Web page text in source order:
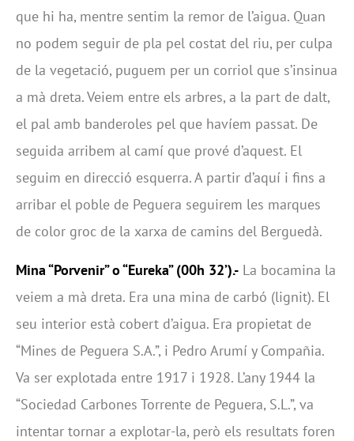
que hi ha, mentre sentim la remor de l’aigua. Quan
no podem seguir de pla pel costat del riu, per culpa
de la vegetació, puguem per un corriol que s’insinua
a mà dreta. Veiem entre els arbres, a la part de dalt,
el pal amb banderoles pel que havíem passat. De
seguida arribem al camí que prové d’aquest. El
seguim en direcció esquerra. A partir d’aquí i fins a
arribar el poble de Peguera seguirem les marques
de color groc de la xarxa de camins del Berguedà.
Mina “Porvenir” o “Eureka” (00h 32’).- La bocamina la
veiem a mà dreta. Era una mina de carbó (lignit). El
seu interior està cobert d’aigua. Era propietat de
“Mines de Peguera S.A.”, i Pedro Arumí y Compañia.
Va ser explotada entre 1917 i 1928. L’any 1944 la
“Sociedad Carbones Torrente de Peguera, S.L.”, va
intentar tornar a explotar-la, però els resultats foren